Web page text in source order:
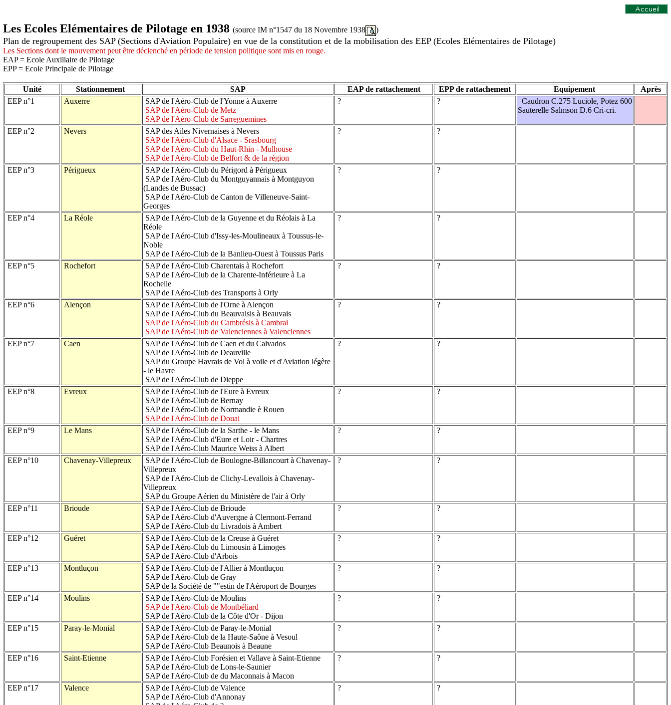
Les Ecoles Elémentaires de Pilotage en 1938 (source IM n°1547 du 18 Novembre 1938 )
Plan de regroupement des SAP (Sections d'Aviation Populaire) en vue de la constitution et de la mobilisation des EEP (Ecoles Elémentaires de Pilotage)
Les Sections dont le mouvement peut être déclenché en période de tension politique sont mis en rouge.
EAP = Ecole Auxiliaire de Pilotage
EPP = Ecole Principale de Pilotage
Unité Stationnement SAP EAP de rattachement EPP de rattachement Equipement
Après
EEP n°1
Auxerre
SAP de l'Aéro-Club de l'Yonne à Auxerre
SAP de l'Aéro-Club de Metz
SAP de l'Aéro-Club de Sarreguemines
? ?
Caudron C.275 Luciole, Potez 600
Sauterelle Salmson D.6 Cri-cri.
EEP n°2 Nevers
SAP des Ailes Nivernaises à Nevers
SAP de l'Aéro-Club d'Alsace - Srasbourg
SAP de l'Aéro-Club du Haut-Rhin - Mulhouse
SAP de l'Aéro-Club de Belfort & de la région
? ?
EEP n°3 Périgueux
SAP de l'Aéro-Club du Périgord à Périgueux
SAP de l'Aéro-Club du Montguyannais à Montguyon
(Landes de Bussac)
SAP de l'Aéro-Club de Canton de Villeneuve-Saint-
Georges
? ?
EEP n°4 La Réole
SAP de l'Aéro-Club de la Guyenne et du Réolais à La
Réole
SAP de l'Aéro-Club d'Issy-les-Moulineaux à Toussus-le-
Noble
SAP de l'Aéro-Club de la Banlieu-Ouest à Toussus Paris
? ?
EEP n°5 Rochefort
SAP de l'Aéro-Club Charentais à Rochefort
SAP de l'Aéro-Club de la Charente-Inférieure à La
Rochelle
SAP de l'Aéro-Club des Transports à Orly
? ?
EEP n°6 Alençon
SAP de l'Aéro-Club de l'Orne à Alençon
SAP de l'Aéro-Club du Beauvaisis à Beauvais
SAP de l'Aéro-Club du Cambrésis à Cambrai
SAP de l'Aéro-Club de Valenciennes à Valenciennes
? ?
EEP n°7 Caen
SAP de l'Aéro-Club de Caen et du Calvados
SAP de l'Aéro-Club de Deauville
SAP du Groupe Havrais de Vol à voile et d'Aviation légère
- le Havre
SAP de l'Aéro-Club de Dieppe
? ?
EEP n°8 Evreux
SAP de l'Aéro-Club de l'Eure à Evreux
SAP de l'Aéro-Club de Bernay
SAP de l'Aéro-Club de Normandie è Rouen
SAP de l'Aéro-Club de Douai
? ?
EEP n°9 Le Mans
SAP de l'Aéro-Club de la Sarthe - le Mans
SAP de l'Aéro-Club d'Eure et Loir - Chartres
SAP de l'Aéro-Club Maurice Weiss à Albert
? ?
EEP n°10 Chavenay-Villepreux
SAP de l'Aéro-Club de Boulogne-Billancourt à Chavenay-
Villepreux
SAP de l'Aéro-Club de Clichy-Levallois à Chavenay-
Villepreux
SAP du Groupe Aérien du Ministère de l'air à Orly
? ?
EEP n°11 Brioude
SAP de l'Aéro-Club de Brioude
SAP de l'Aéro-Club d'Auvergne à Clermont-Ferrand
SAP de l'Aéro-Club du Livradois à Ambert
? ?
EEP n°12 Guéret
SAP de l'Aéro-Club de la Creuse à Guéret
SAP de l'Aéro-Club du Limousin à Limoges
SAP de l'Aéro-Club d'Arbois
? ?
EEP n°13 Montluçon
SAP de l'Aéro-Club de l'Allier à Montluçon
SAP de l'Aéro-Club de Gray
SAP de la Société de ""estin de l'Aéroport de Bourges
? ?
EEP n°14 Moulins
SAP de l'Aéro-Club de Moulins
SAP de l'Aéro-Club de Montbéliard
SAP de l'Aéro-Club de la Côte d'Or - Dijon
? ?
EEP n°15 Paray-le-Monial
SAP de l'Aéro-Club de Paray-le-Monial
SAP de l'Aéro-Club de la Haute-Saône à Vesoul
SAP de l'Aéro-Club Beaunois à Beaune
? ?
EEP n°16 Saint-Etienne
SAP de l'Aéro-Club Forésien et Vallave à Saint-Etienne
SAP de l'Aéro-Club de Lons-le-Saunier
SAP de l'Aéro-Club de du Maconnais à Macon
? ?
EEP n°17 Valence
SAP de l'Aéro-Club de Valence
SAP de l'Aéro-Club d'Annonay
? ?